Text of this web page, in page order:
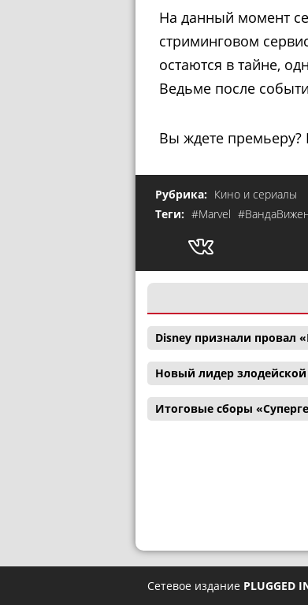
На данный момент
стриминговом
остаются в тайне,
Ведьме после
Вы ждете
Рубрика: Кино и сериалы
Теги: #Marvel
Disney признали провал
Новый лидер злодейской
Итоговые сборы
Сетевое издание PLUGGED